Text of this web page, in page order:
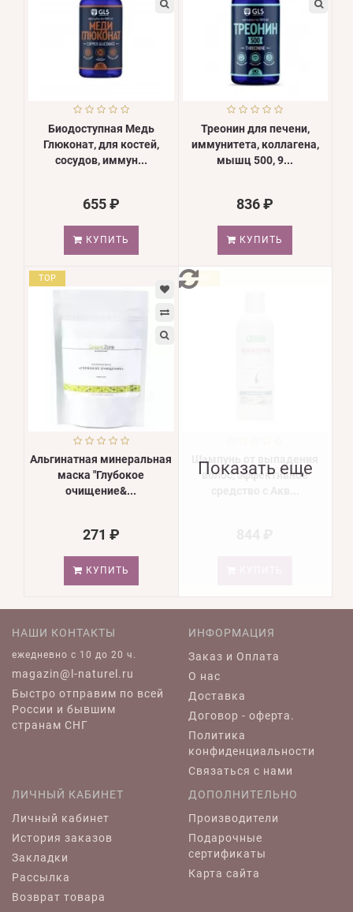
Биодоступная Медь
Глюконат, для костей,
сосудов, иммун...
655 ₽
КУПИТЬ
Треонин для печени,
иммунитета, коллагена,
мышц 500, 9...
836 ₽
КУПИТЬ
TOP
Альгинатная минеральная
маска "Глубокое
очищение&...
271 ₽
КУПИТЬ
TOP
Шампунь от выпадения
волос, эффективное
Показать еще
НАШИ КОНТАКТЫ
ежедневно c 10 до 20 ч.
magazin@l-naturel.ru
Быстро отправим по всей
России и бывшим
странам СНГ
ИНФОРМАЦИЯ
Заказ и Оплата
О нас
Доставка
Договор - оферта.
Политика
конфиденциальности
Связаться с нами
ЛИЧНЫЙ КАБИНЕТ
Личный кабинет
История заказов
Закладки
Рассылка
Возврат товара
ДОПОЛНИТЕЛЬНО
Производители
Подарочные
сертификаты
Карта сайта